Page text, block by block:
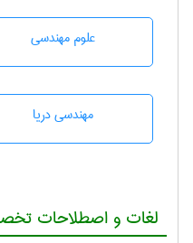
علوم مهندسی
مهندسی دریا
لغات و اصطلاحات